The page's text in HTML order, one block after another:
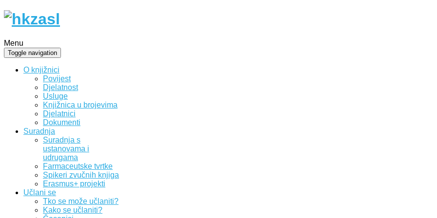
Menu
Toggle navigation
O knjižnici
Povijest
Djelatnost
Usluge
Knjižnica u brojevima
Djelatnici
Dokumenti
Suradnja
Suradnja s
ustanovama i
udrugama
Farmaceutske tvrtke
Spikeri zvučnih knjiga
Erasmus+ projekti
Učlani se
Tko se može učlaniti?
Kako se učlaniti?